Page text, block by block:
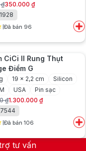
₫350.000 ₫
Đã bán 96
CiCi II Rung Thụt
Điểm G
19 x 2,2 cm
Silicon
USA
Pin sạc
₫
₫.
1.300.000 ₫
₫.
Đã bán 106
tư vấn